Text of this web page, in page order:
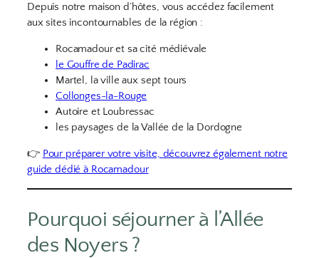
Depuis notre maison d’hôtes, vous accédez facilement
aux sites incontournables de la région :
Rocamadour et sa cité médiévale
le Gouffre de Padirac
Martel, la ville aux sept tours
Collonges-la-Rouge
Autoire et Loubressac
les paysages de la Vallée de la Dordogne
👉 Pour préparer votre visite, découvrez également notre
guide dédié à Rocamadour
Pourquoi séjourner à l’Allée
des Noyers ?